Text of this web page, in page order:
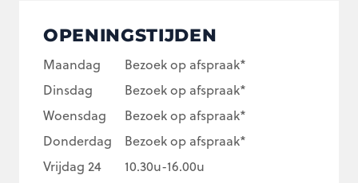
OPENINGSTIJDEN
Maandag
Bezoek op afspraak*
Dinsdag
Bezoek op afspraak*
Woensdag
Bezoek op afspraak*
Donderdag
Bezoek op afspraak*
Vrijdag 24
10.30u-16.00u